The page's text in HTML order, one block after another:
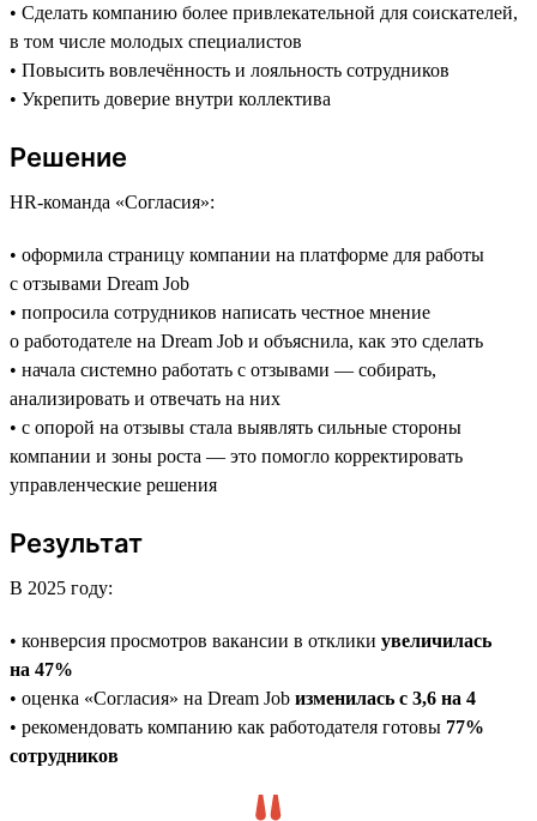
• Сделать компанию более привлекательной для соискателей,
в том числе молодых специалистов
• Повысить вовлечённость и лояльность сотрудников
• Укрепить доверие внутри коллектива
Решение
HR-команда «Согласия»:
• оформила страницу компании на платформе для работы
с отзывами Dream Job
• попросила сотрудников написать честное мнение
о работодателе на Dream Job и объяснила, как это сделать
• начала системно работать с отзывами — собирать,
анализировать и отвечать на них
• с опорой на отзывы стала выявлять сильные стороны
компании и зоны роста — это помогло корректировать
управленческие решения
Результат
В 2025 году:
• конверсия просмотров вакансии в отклики увеличилась
на 47%
• оценка «Согласия» на Dream Job изменилась с 3,6 на 4
• рекомендовать компанию как работодателя готовы 77%
сотрудников